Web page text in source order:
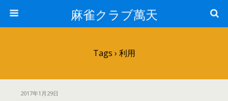
麻雀クラブ萬天
Tags › 利用
2017年1月29日